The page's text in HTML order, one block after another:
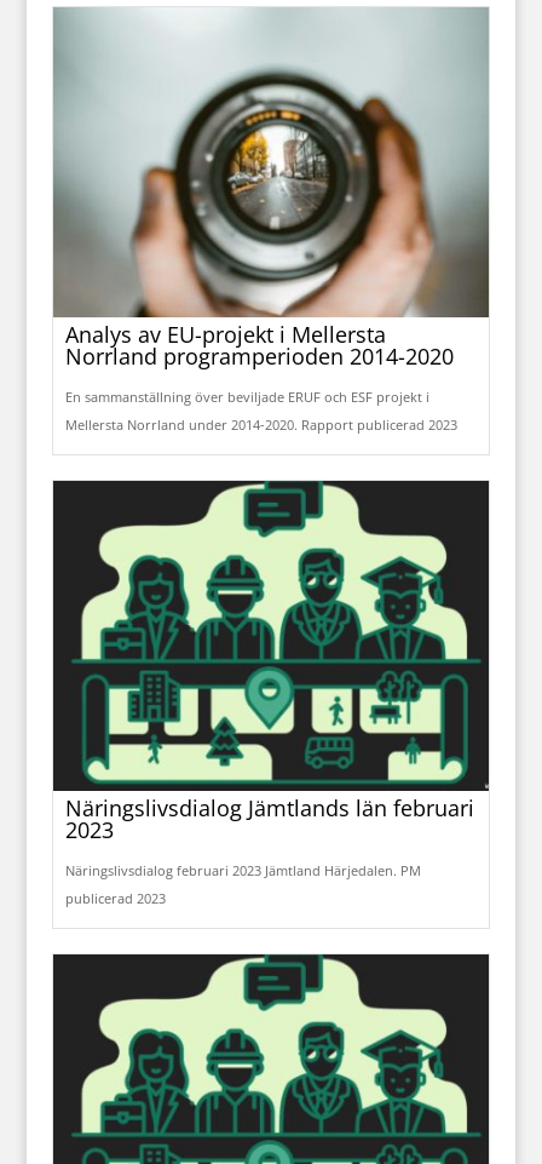
Analys av EU-projekt i Mellersta
Norrland programperioden 2014-2020
En sammanställning över beviljade ERUF och ESF projekt i
Mellersta Norrland under 2014-2020. Rapport publicerad 2023
Näringslivsdialog Jämtlands län februari
2023
Näringslivsdialog februari 2023 Jämtland Härjedalen. PM
publicerad 2023